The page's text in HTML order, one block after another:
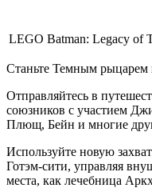
LEGO Batman: Legacy of
Станьте Темным рыцарем
Отправляйтесь в
союзников с участием
Плющ, Бейн и многие
Используйте новую
Готэм-сити, управляя
места, как лечебница